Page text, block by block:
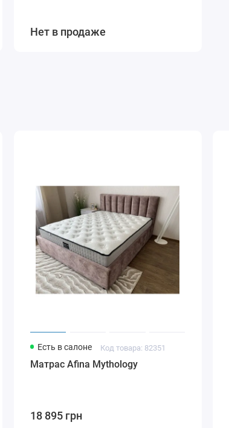
Нет в продаже
Есть в салоне Код товара: 82351
Матрас Afina Mythology
18 895 грн